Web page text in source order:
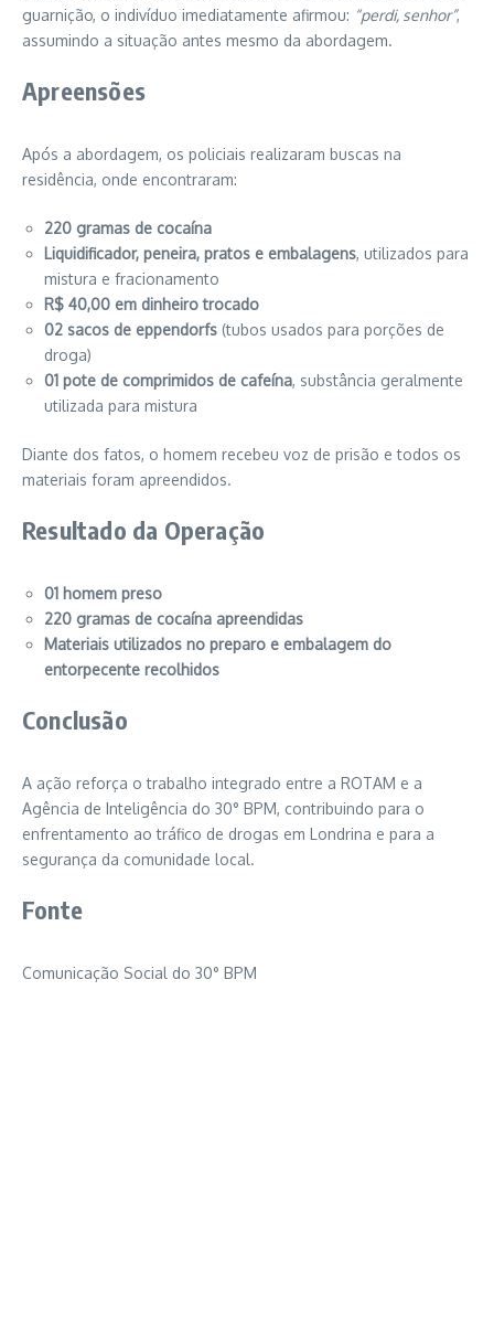
guarnição, o indivíduo imediatamente afirmou: “perdi, senhor”,
assumindo a situação antes mesmo da abordagem.
Apreensões
Após a abordagem, os policiais realizaram buscas na
residência, onde encontraram:
220 gramas de cocaína
Liquidificador, peneira, pratos e embalagens, utilizados para
mistura e fracionamento
R$ 40,00 em dinheiro trocado
02 sacos de eppendorfs (tubos usados para porções de
droga)
01 pote de comprimidos de cafeína, substância geralmente
utilizada para mistura
Diante dos fatos, o homem recebeu voz de prisão e todos os
materiais foram apreendidos.
Resultado da Operação
01 homem preso
220 gramas de cocaína apreendidas
Materiais utilizados no preparo e embalagem do
entorpecente recolhidos
Conclusão
A ação reforça o trabalho integrado entre a ROTAM e a
Agência de Inteligência do 30° BPM, contribuindo para o
enfrentamento ao tráfico de drogas em Londrina e para a
segurança da comunidade local.
Fonte
Comunicação Social do 30° BPM